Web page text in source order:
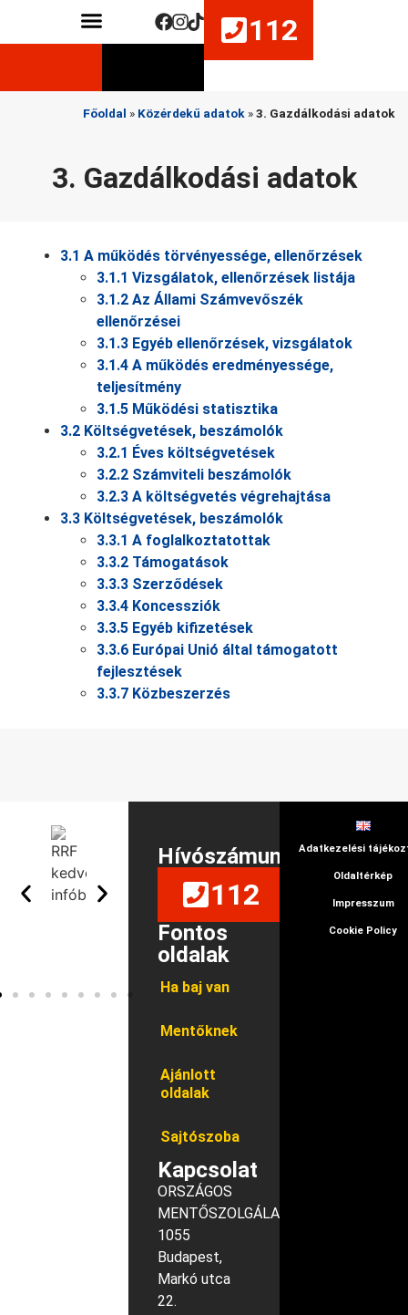
112
Főoldal » Közérdekű adatok »3. Gazdálkodási adatok
3. Gazdálkodási adatok
3.1 A működés törvényessége, ellenőrzések
3.1.1 Vizsgálatok, ellenőrzések listája
3.1.2 Az Állami Számvevőszék
ellenőrzései
3.1.3 Egyéb ellenőrzések, vizsgálatok
3.1.4 A működés eredményessége,
teljesítmény
3.1.5 Működési statisztika
3.2 Költségvetések, beszámolók
3.2.1 Éves költségvetések
3.2.2 Számviteli beszámolók
3.2.3 A költségvetés végrehajtása
3.3 Költségvetések, beszámolók
3.3.1 A foglalkoztatottak
3.3.2 Támogatások
3.3.3 Szerződések
3.3.4 Koncessziók
3.3.5 Egyéb kifizetések
3.3.6 Európai Unió által támogatott
fejlesztések
3.3.7 Közbeszerzés
Hívószámunk
112
Fontos
oldalak
Ha baj van
Mentőknek
Ajánlott
oldalak
Sajtószoba
Kapcsolat
ORSZÁGOS
MENTŐSZOLGÁLAT
1055
Budapest,
Markó utca
22.
Adatkezelési
Oldaltérkép
Impresszum
Cookie Policy